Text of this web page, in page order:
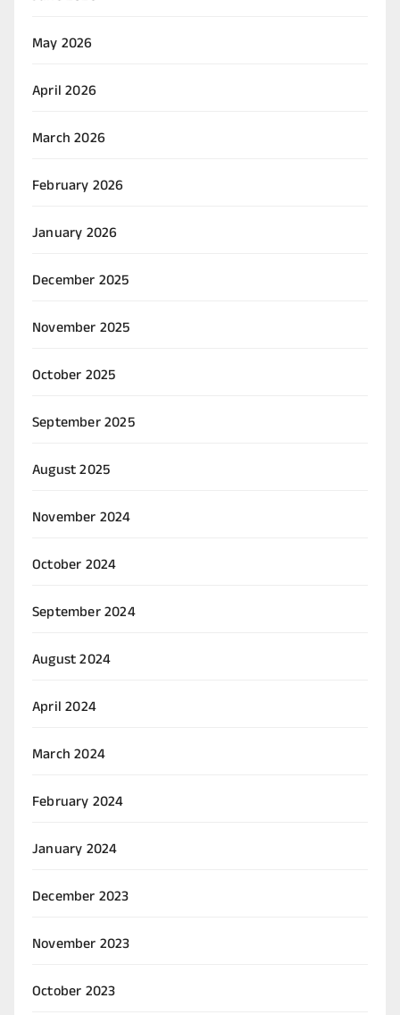
May 2026
April 2026
March 2026
February 2026
January 2026
December 2025
November 2025
October 2025
September 2025
August 2025
November 2024
October 2024
September 2024
August 2024
April 2024
March 2024
February 2024
January 2024
December 2023
November 2023
October 2023